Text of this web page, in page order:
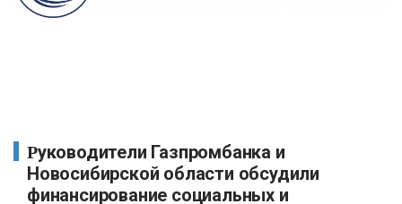
Руководители Газпромбанка и
Новосибирской области обсудили
финансирование социальных и